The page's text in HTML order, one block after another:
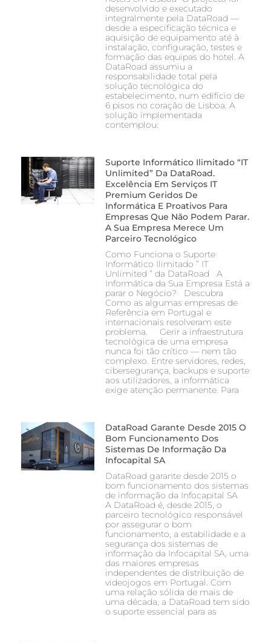
desenvolvido e executado
integralmente pela DataRoad —
desde a especificação técnica e
aquisição de equipamento até à
instalação, configuração, testes e
formação das equipas do hotel. A
DataRoad assumiu a
responsabilidade total pela
solução tecnológica do
estabelecimento, num edifício de
6 pisos no coração de Lisboa. A
solução implementada
contemplou:
Suporte Informático Ilimitado “IT
Unlimited” Da DataRoad.
Excelência Em Serviços IT
Premium Geridos De
Informática E Proativos Para
Empresas Que Não Podem Parar.
A Sua Empresa Merece Um
Parceiro Tecnológico
Como Funciona o Suporte
Informático Ilimitado ” IT
Unlimited ” da DataRoad A
Informática da Sua Empresa Está a
parar o Negócio? Descubra
Como as algumas empresas de
Referência em Portugal e
internacionais resolveram este
problema. Gerir a infraestrutura
tecnológica de uma empresa
nunca foi tão crítico — nem tão
complexo. Entre servidores, redes,
cibersegurança, backups e suporte
aos utilizadores, a informática
exige atenção permanente. Para
DataRoad Garante Desde 2015 O
Bom Funcionamento Dos
Sistemas De Informação Da
Infocapital SA
DataRoad garante desde 2015 o
bom funcionamento dos sistemas
de informação da Infocapital SA
A DataRoad é, desde 2015, o
parceiro tecnológico responsável
por assegurar o bom
funcionamento, a estabilidade e a
segurança dos sistemas de
informação da Infocapital SA, uma
das maiores empresas
independentes de distribuição de
videojogos em Portugal. Com
uma relação sólida de mais de
uma década, a DataRoad tem sido
o suporte essencial para as